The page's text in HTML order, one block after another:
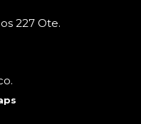
227 Ote.